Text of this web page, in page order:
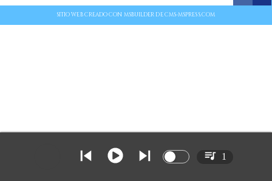
SITIO WEB CREADO CON MSBUILDER DE CMS-MSPRESS.COM
1